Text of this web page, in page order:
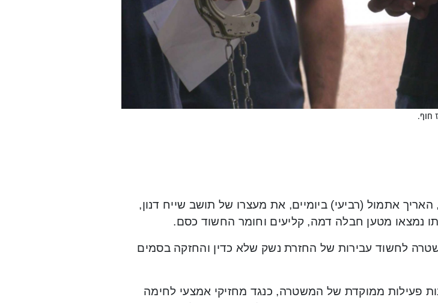
חוף.
אתמול (רביעי) ביומיים, את מעצרו של תושב שייח דנון,
נמצאו מטען חבלה דמה, קליעים וחומר החשוד כסם.
לחשוד עבירות של החזרת נשק שלא כדין והחזקה בסמים
פעילות ממוקדת של המשטרה, כנגד מחזיקי אמצעי לחימה